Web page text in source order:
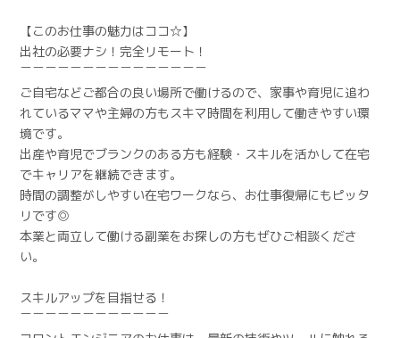
【このお仕事の魅力はココ☆】
出社の必要ナシ！完全リモート！
￣￣￣￣￣￣￣￣￣￣￣￣￣￣￣
ご自宅などご都合の良い場所で働けるので、家事や育児に追わ
れているママや主婦の方もスキマ時間を利用して働きやすい環
境です。
出産や育児でブランクのある方も経験・スキルを活かして在宅
でキャリアを継続できます。
時間の調整がしやすい在宅ワークなら、お仕事復帰にもピッタ
リです◎
本業と両立して働ける副業をお探しの方もぜひご相談くださ
い。
スキルアップを目指せる！
￣￣￣￣￣￣￣￣￣￣￣￣